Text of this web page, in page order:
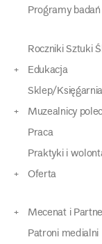
Programy
Roczniki Sztuki
Edukacja
Sklep/Księgarnia
Muzealnicy
Praca
Praktyki i
Oferta
Mecenat i
Patroni medialni